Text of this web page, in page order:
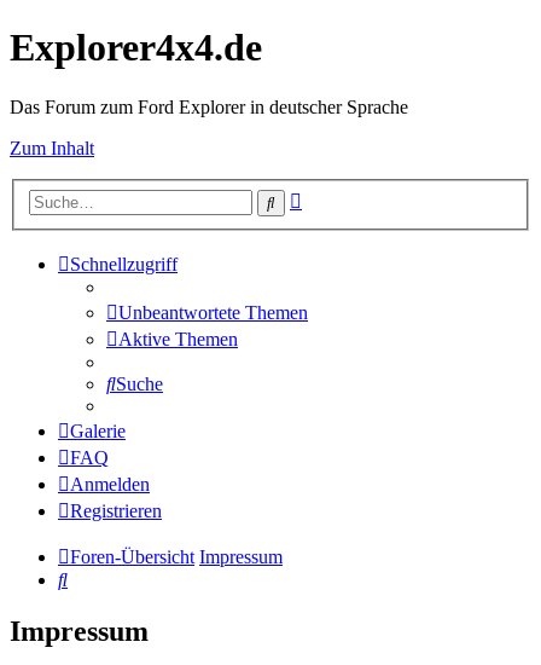
Explorer4x4.de
Das Forum zum Ford Explorer in deutscher Sprache
Zum Inhalt
Suche
Schnellzugriff
Unbeantwortete Themen
Aktive Themen
Suche
Galerie
FAQ
Anmelden
Registrieren
Foren-Übersicht Impressum
Suche
Impressum